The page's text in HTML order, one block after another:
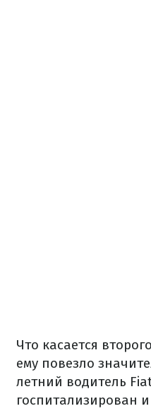
Что касается
ему повезло
летний водитель
госпитализирован